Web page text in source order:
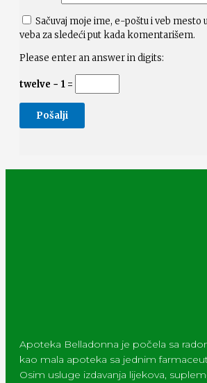
Sačuvaj moje ime, e-poštu i veb mesto
veba za sledeći put kada komentarišem.
Please enter an answer in digits:
twelve − 1 =
Apoteka Belladonna je počela sa
kao mala apoteka sa jednim
Osim usluge izdavanja lijekova,